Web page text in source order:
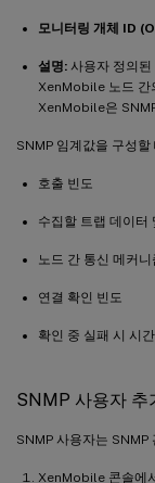
모니터링 개체 ID
설명: 사용자 정의
XenMobile 노드 간
XenMobile은
SNMP 임계값을 구성
호출 빈도
수집할 트랩 데이터
노드 간 통신 메커니
연결 확인 빈도
확인 중 실패 시 시
SNMP 사용자 추
SNMP 사용자는 SNMP
XenMobile 콘솔에